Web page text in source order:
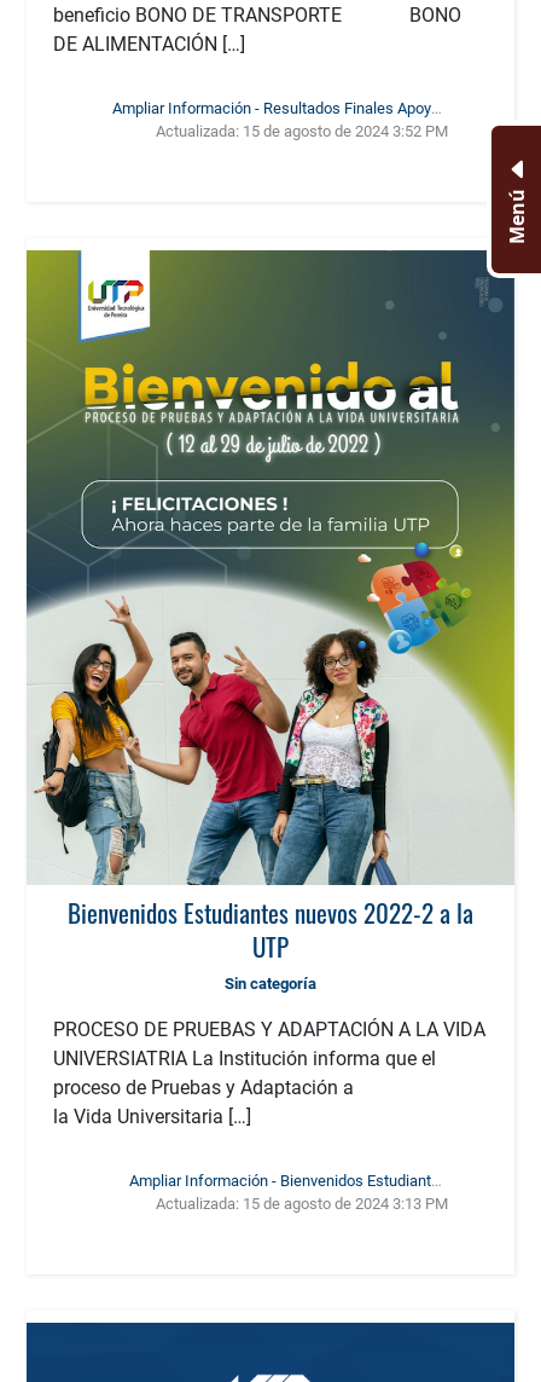
beneficio BONO DE TRANSPORTE BONO
DE ALIMENTACIÓN […]
Ampliar Información - Resultados Finales Apoyos
Socioeconómicos 2022-2
Actualizada: 15 de agosto de 2024 3:52 PM
Bienvenidos Estudiantes nuevos 2022-2 a la
UTP
Sin categoría
PROCESO DE PRUEBAS Y ADAPTACIÓN A LA VIDA
UNIVERSIATRIA La Institución informa que el
proceso de Pruebas y Adaptación a
la Vida Universitaria […]
Ampliar Información - Bienvenidos Estudiantes
nuevos 2022-2 a la UTP
Actualizada: 15 de agosto de 2024 3:13 PM
Menú